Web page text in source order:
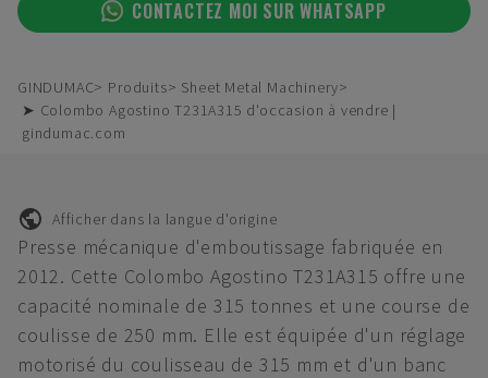
CONTACTEZ MOI SUR WHATSAPP
GINDUMAC Produits
Sheet Metal Machinery
➤ Colombo Agostino T231A315 d'occasion à vendre |
gindumac.com
Afficher dans la langue d'origine
Presse mécanique d'emboutissage fabriquée en
2012. Cette Colombo Agostino T231A315 offre une
capacité nominale de 315 tonnes et une course de
coulisse de 250 mm. Elle est équipée d'un réglage
motorisé du coulisseau de 315 mm et d'un banc